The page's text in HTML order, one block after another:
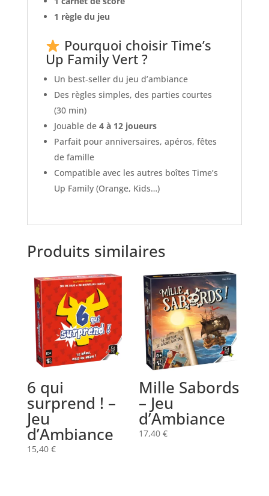
1 règle du jeu
Pourquoi choisir Time’s
Up Family Vert ?
Un best‑seller du jeu d’ambiance
Des règles simples, des parties courtes
(30 min)
Jouable de 4 à 12 joueurs
Parfait pour anniversaires, apéros, fêtes
de famille
Compatible avec les autres boîtes Time’s
Up Family (Orange, Kids…)
Produits similaires
6 qui
surprend ! –
Jeu
d’Ambiance
15,40 €
Mille Sabords
– Jeu
d’Ambiance
17,40€